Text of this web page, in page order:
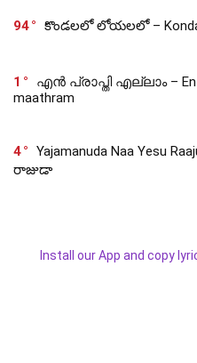
94 కొండలలో లోయలలో –
1
എൻ പ്രാപ്തി എല്ലാം – En
maathram
4
Yajamanuda Naa Yesu
రాజుడా
Install our App and copy